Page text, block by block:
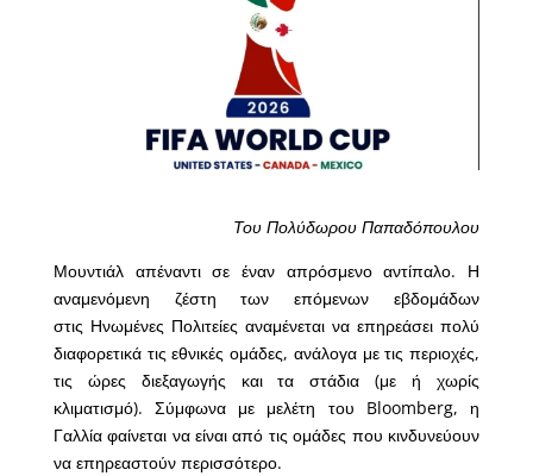
Του Πολύδωρου Παπαδόπουλου
Μουντιάλ απέναντι σε έναν απρόσμενο αντίπαλο. Η
αναμενόμενη ζέστη των επόμενων εβδομάδων
στις Ηνωμένες Πολιτείες αναμένεται να επηρεάσει πολύ
διαφορετικά τις εθνικές ομάδες, ανάλογα με τις περιοχές,
τις ώρες διεξαγωγής και τα στάδια (με ή χωρίς
κλιματισμό). Σύμφωνα με μελέτη του Bloomberg, η
Γαλλία φαίνεται να είναι από τις ομάδες που κινδυνεύουν
να επηρεαστούν περισσότερο.